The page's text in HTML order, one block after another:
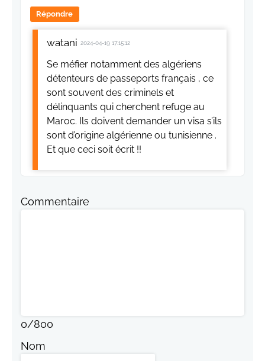
Répondre
watani 2024-04-19 17:15:12
Se méfier notamment des algériens
détenteurs de passeports français , ce
sont souvent des criminels et
délinquants qui cherchent refuge au
Maroc. Ils doivent demander un visa s’ils
sont d’origine algérienne ou tunisienne .
Et que ceci soit écrit !!
Commentaire
0/800
Nom